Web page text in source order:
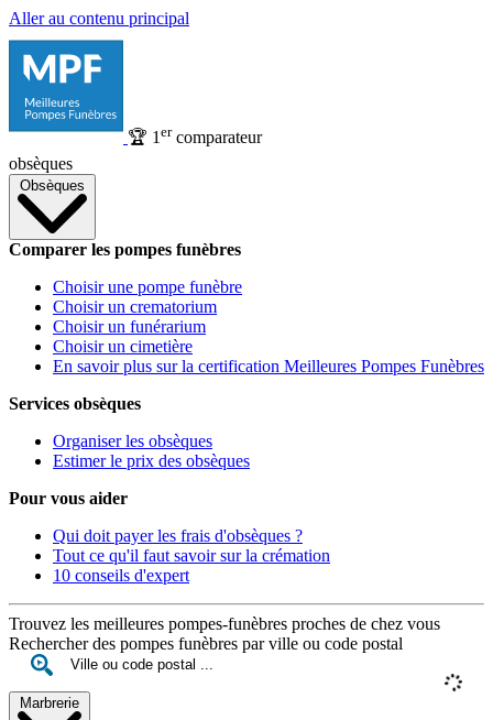
Aller au contenu principal
🏆 1 ercomparateur
obsèques
Obsèques
Comparer les pompes funèbres
Choisir une pompe funèbre
Choisir un crematorium
Choisir un funérarium
Choisir un cimetière
En savoir plus sur la certification Meilleures Pompes Funèbres
Services obsèques
Organiser les obsèques
Estimer le prix des obsèques
Pour vous aider
Qui doit payer les frais d'obsèques ?
Tout ce qu'il faut savoir sur la crémation
10 conseils d'expert
Trouvez les meilleures pompes-funèbres proches de chez vous
Rechercher des pompes funèbres par ville ou code postal
Marbrerie